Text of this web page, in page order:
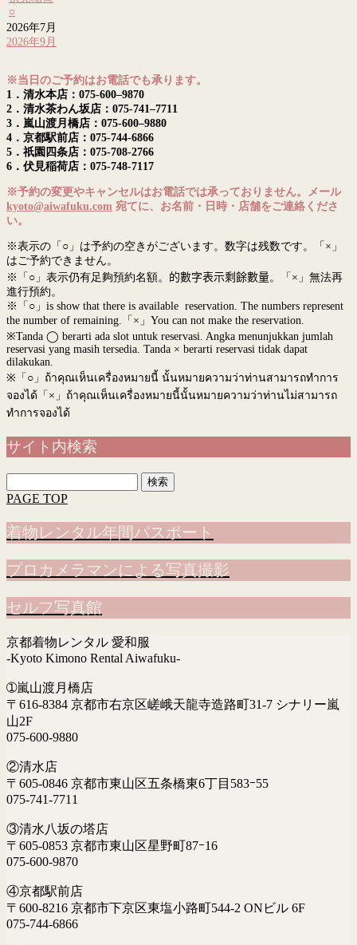
○
2026年7月
2026年9月
※当日のご予約はお電話でも承ります。
1．清水本店：075-600–9870
2．清水茶わん坂店：075-741–7711
3．嵐山渡月橋店：075-600–9880
4．京都駅前店：075-744-6866
5．祇園四条店：075-708-2766
6．伏見稲荷店：075-748-7117
※予約の変更やキャンセルはお電話では承っておりません。メール
kyoto@aiwafuku.com 宛てに、お名前・日時・店舗をご連絡くださ
い。
※表示の「○」は予約の空きがございます。数字は残数です。「×」
はご予約できません。
※「○」表示仍有足夠預約名額。 的數字表示剩餘數量。「×」無法再
進行預約。
※「○」is show that there is available reservation. The numbers represent
the number of remaining.「×」You can not make the reservation.
※Tanda ◯ berarti ada slot untuk reservasi. Angka menunjukkan jumlah
reservasi yang masih tersedia. Tanda × berarti reservasi tidak dapat
dilakukan.
※ 「○」ถ้าคุณเห็นเครื่องหมายนี้ นั้นหมายความว่าท่านสามารถทำการ
จองได้「×」ถ้าคุณเห็นเครื่องหมายนี้นั้นหมายความว่าท่านไม่สามารถ
ทำการจองได้
サイト内検索
索:
PAGE TOP
着物レンタル年間パスポート
プロカメラマンによる写真撮影
セルフ写真館
京都着物レンタル 愛和服
-Kyoto Kimono Rental Aiwafuku-
➀嵐山渡月橋店
〒616-8384 京都市右京区嵯峨天龍寺造路町31-7 シナリー嵐
山2F
075-600-9880
②清水店
〒605-0846 京都市東山区五条橋東6丁目583ｰ55
075-741-7711
③清水八坂の塔店
〒605-0853 京都市東山区星野町87ｰ16
075-600-9870
④京都駅前店
〒600-8216 京都市下京区東塩小路町544-2 ONビル 6F
075-744-6866